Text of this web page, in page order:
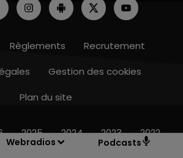
Webradios Podcasts
7h00 - 12h00
Règlements
Recrutement
Gestion des cookies
Plan du site
2025 2024 2023 2022